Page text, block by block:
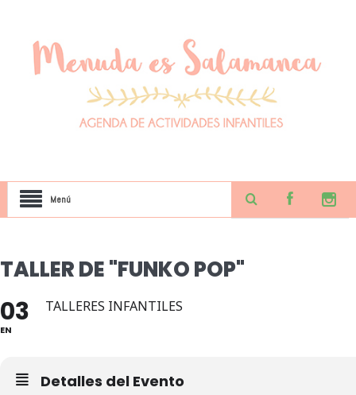
Menú
TALLER DE "FUNKO POP"
03
EN
TALLERES INFANTILES
Detalles del Evento